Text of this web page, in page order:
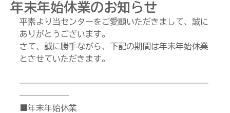
年末年始休業のお知らせ
平素より当センターをご愛顧いただきまして、誠に
ありがとうございます。
さて、誠に勝手ながら、下記の期間は年末年始休業
とさせていただきます。
―――――――――――――――――――――――
――――――
■年末年始休業